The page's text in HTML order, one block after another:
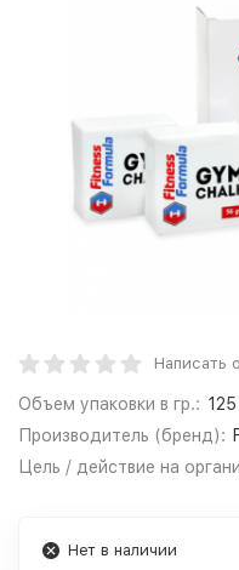
Написать
Объем упаковки в гр.: 125
Производитель (бренд):
Цель / действие на
Нет в наличии